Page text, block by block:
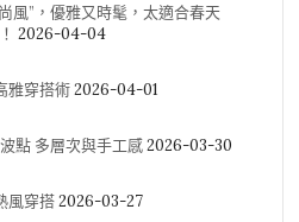
風”，優雅又時髦，太適合春天
2026-04-04
雅穿搭術2026-04-01
點 多層次與手工感2026-03-30
風穿搭2026-03-27